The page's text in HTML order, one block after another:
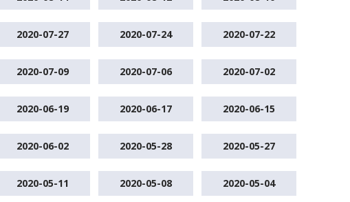
2020-07-27 2020-07-24 2020-07-22
2020-07-09 2020-07-06 2020-07-02
2020-06-19 2020-06-17 2020-06-15
2020-06-02 2020-05-28 2020-05-27
2020-05-11 2020-05-08 2020-05-04